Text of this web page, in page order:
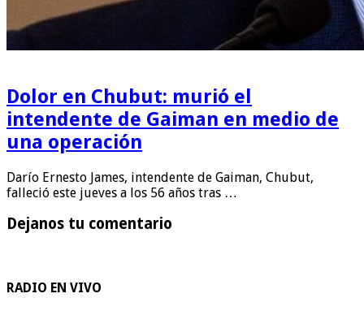
Dolor en Chubut: murió el
intendente de Gaiman en medio de
una operación
Darío Ernesto James, intendente de Gaiman, Chubut,
falleció este jueves a los 56 años tras …
Dejanos tu comentario
RADIO EN VIVO